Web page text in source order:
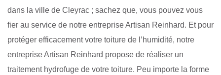
dans la ville de Cleyrac ; sachez que, vous pouvez vous
fier au service de notre entreprise Artisan Reinhard. Et pour
protéger efficacement votre toiture de l’humidité, notre
entreprise Artisan Reinhard propose de réaliser un
traitement hydrofuge de votre toiture. Peu importe la forme